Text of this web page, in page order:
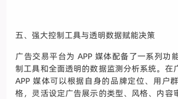
五、强大控制工具与透明数据赋能决策
广告交易平台为 APP 媒体配备了一系列功
制工具和全面透明的数据监测分析系统。在
APP 媒体可以根据自身的品牌定位、用户
格，灵活设定广告展示的类型、风格、内容